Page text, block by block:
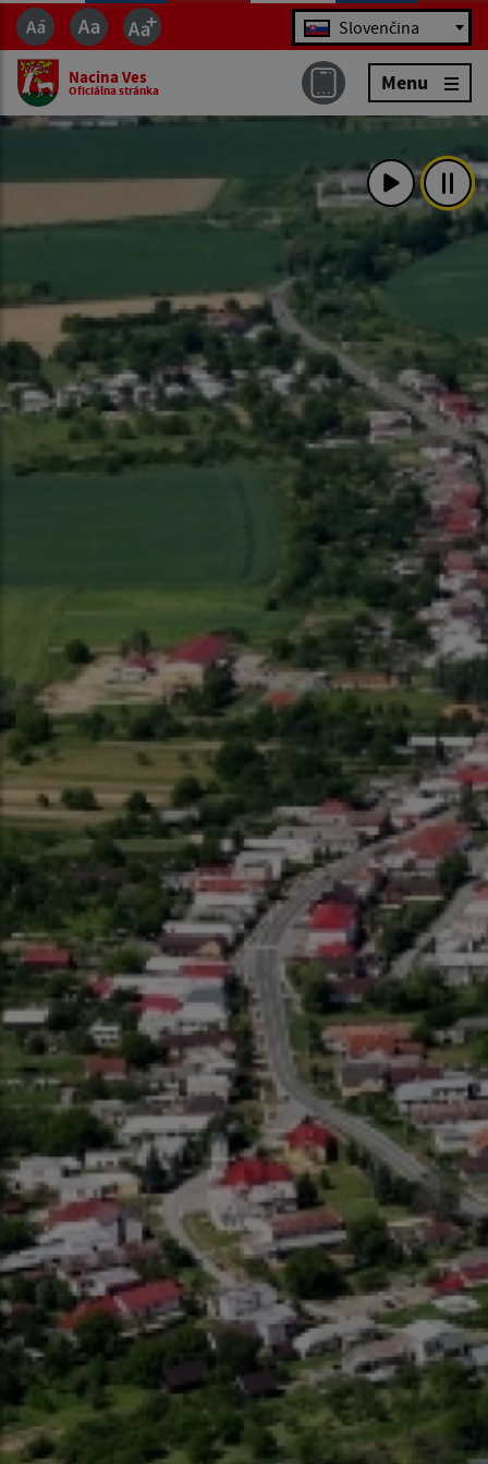
Jazyk Slovenčina
Nacina Ves
Oficiálna stránka Menu